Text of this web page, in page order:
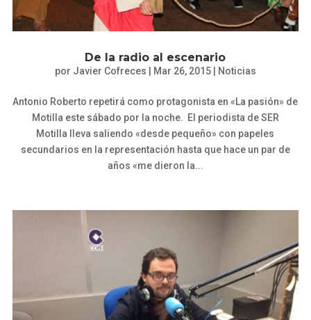
De la radio al escenario
por Javier Cofreces Mar 26, 2015| Noticias
Antonio Roberto repetirá como protagonista en «La pasión» de
Motilla este sábado por la noche. El periodista de SER
Motilla lleva saliendo «desde pequeño» con papeles
secundarios en la representación hasta que hace un par de
años «me dieron la...